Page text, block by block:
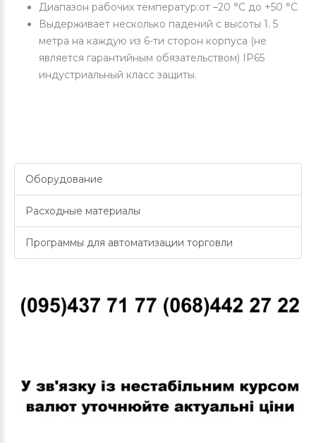
Диапазон рабочих температур:от –20 °С до +50 °С
Выдерживает несколько падений с высоты 1. 5
метра на каждую из 6-ти сторон корпуса (не
является гарантийным обязательством) IP65
индустриальный класс защиты.
Оборудование
Расходные материалы
Программы для автоматизации торговли